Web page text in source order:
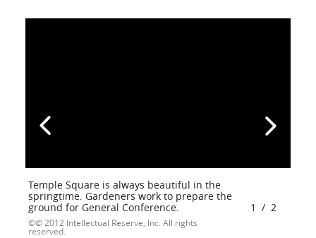
Temple Square is always beautiful in the
springtime. Gardeners work to prepare the
ground for General Conference.
© 2012 Intellectual Reserve, Inc. All rights
reserved.
1 / 2